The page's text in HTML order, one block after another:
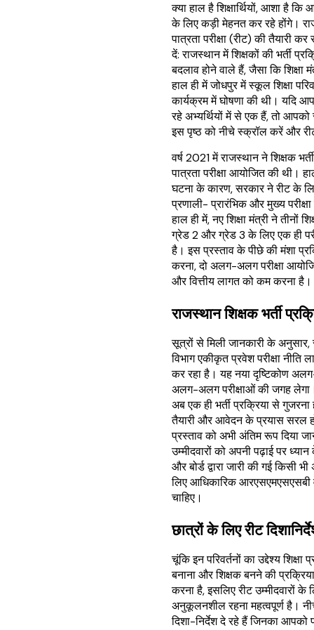
क्या हाल है शिक्षार्थियों, आशा है कि
के लिए कड़ी मेहनत कर रहे होंगे।
पात्रता परीक्षा (रीट) की तैयारी
दें: राजस्थान में शिक्षकों की भर्ती
बदलाव होने वाले हैं, जैसा कि शिक्षा
हाल ही में जोधपुर में स्कूल शिक्षा
कार्यक्रम में घोषणा की थी। यदि
रहे अभ्यर्थियों में से एक हैं, तो आपको
इस पृष्ठ को नीचे स्क्रॉल करें और
वर्ष 2021 में राजस्थान ने शिक्षक
पात्रता परीक्षा आयोजित की थी।
घटना के कारण, सरकार ने रीट के
प्रणाली- प्रारंभिक और मुख्य
हाल ही में, नए शिक्षा मंत्री ने तीनों
ग्रेड 2 और ग्रेड 3 के लिए एक ही
है। इस प्रस्ताव के पीछे की मंशा
करना, दो अलग-अलग परीक्षा
और वित्तीय लागत को कम करना है।
राजस्थान शिक्षक भर्ती
सूत्रों से मिली जानकारी के अनुसार,
विभाग एकीकृत प्रवेश परीक्षा नीति
कर रहा है। यह नया दृष्टिकोण
अलग-अलग परीक्षाओं की जगह
अब एक ही भर्ती प्रक्रिया से
तैयारी और आवेदन के प्रयास सरल
प्रस्ताव को अभी अंतिम रूप दिया
उम्मीदवारों को अपनी पढ़ाई पर
और बोर्ड द्वारा जारी की गई किसी
लिए आधिकारिक आरएसएमएसएसबी
चाहिए।
छात्रों के लिए रीट
चूंकि इन परिवर्तनों का उद्देश्य शिक्षा
बनाना और शिक्षक बनने की
करना है, इसलिए रीट उम्मीदवारों
अनुकूलनशील रहना महत्वपूर्ण है।
दिशा-निर्देश दे रहे हैं जिनका आपको